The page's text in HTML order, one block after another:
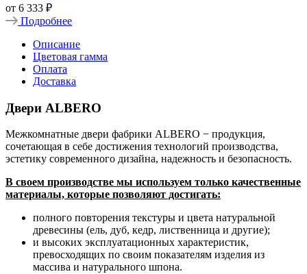
от 6 333 ₽
Подробнее
Описание
Цветовая гамма
Оплата
Доставка
Двери ALBERO
Межкомнатные двери фабрики ALBERO − продукция,
сочетающая в себе достижения технологий производства,
эстетику современного дизайна, надежность и безопасность.
В своем производстве мы используем только качественные
материалы, которые позволяют достигать:
полного повторения текстуры и цвета натуральной
древесины (ель, дуб, кедр, лиственница и другие);
и высоких эксплуатационных характеристик,
превосходящих по своим показателям изделия из
массива и натурального шпона.